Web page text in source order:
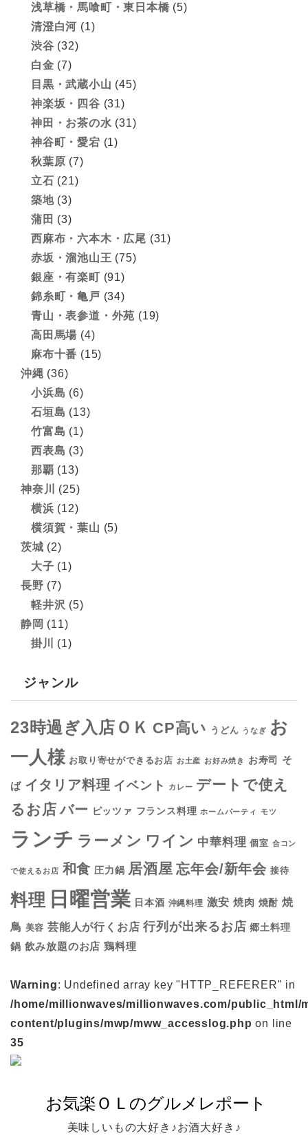
浅草橋・馬喰町・東日本橋 (5)
清澄白河 (1)
渋谷 (32)
白金 (7)
目黒・武蔵小山 (45)
神楽坂・四谷 (31)
神田・お茶の水 (31)
神谷町・愛宕 (1)
秋葉原 (7)
立石 (21)
築地(3)
蒲田 (3)
西麻布・六本木・広尾 (31)
赤坂・溜池山王 (75)
銀座・有楽町 (91)
錦糸町・亀戸 (34)
青山・表参道・外苑 (19)
高田馬場 (4)
麻布十番 (15)
沖縄 (36)
小浜島 (6)
石垣島 (13)
竹富島 (1)
西表島 (3)
那覇 (13)
神奈川
(25)
横浜 (12)
横須賀・葉山 (5)
茨城 (2)
大子 (1)
長野 (7)
軽井沢 (5)
静岡 (11)
掛川
(1)
ジャンル
23時過ぎ入店ＯＫ CP高い うどん うなぎ お
一人様 お取り寄せができるお店 お土産 お好み焼き お寿司 そ
ば イタリア料理 イベント カレー デートで使え
るお店 バー ピッツァ フランス料理 ホームパーティ モツ
ランチ ラーメン ワイン 中華料理 個室 合コン
で使えるお店 和食 圧力鍋 居酒屋 忘年会/新年会 接待
料理 日曜営業 日本酒 沖縄料理 激安 焼肉 焼酎 焼
鳥 美容 芸能人が行くお店 行列が出来るお店 郷土料理
鍋 飲み放題のお店 鶏料理
Warning: Undefined array key "HTTP_REFERER" in
/home/millionwaves/millionwaves.com/public_html/
content/plugins/mwp/mww_accesslog.php on line
35
美味しいもの大好き♪お酒大好き♪